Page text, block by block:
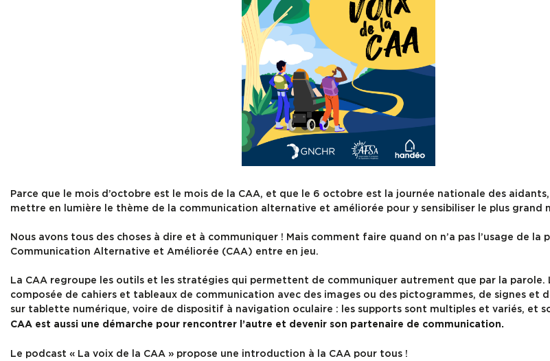
Parce que le mois d’octobre est le mois de la CAA, et que le 6 octobre est la journée nationale des
mettre en lumière le thème de la communication alternative et améliorée pour y sensibiliser le plus grand
Nous avons tous des choses à dire et à communiquer ! Mais comment faire quand on n’a pas l’usage de la
Communication Alternative et Améliorée (CAA) entre en jeu.
La CAA regroupe les outils et les stratégies qui permettent de communiquer autrement que par la parole.
composée de cahiers et tableaux de communication avec des images ou des pictogrammes, de signes et
sur tablette numérique, voire de dispositif à navigation oculaire : les supports sont multiples et variés, et
CAA est aussi une démarche pour rencontrer l’autre et devenir son partenaire de communication.
Le podcast « La voix de la CAA » propose une introduction à la CAA pour tous !